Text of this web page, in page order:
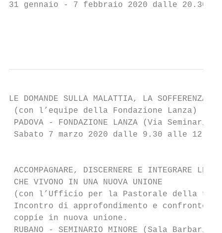
31 gennaio - 7 febbraio 2020 dalle 20.30
LE DOMANDE SULLA MALATTIA, LA SOFFERENZA E
(con l’equipe della Fondazione Lanza)
PADOVA - FONDAZIONE LANZA (Via
Sabato 7 marzo 2020 dalle 9.30 alle 12.30
ACCOMPAGNARE, DISCERNERE E INTEGRARE LE
CHE VIVONO IN UNA NUOVA UNIONE
(con l’Ufficio per la Pastorale della
Incontro di approfondimento e confronto
coppie in nuova unione.
RUBANO - SEMINARIO MINORE (Sala Barbarigo)